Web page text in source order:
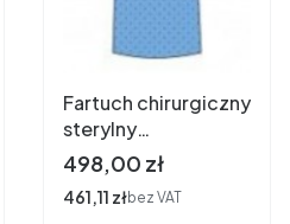
Fartuch chirurgiczny
sterylny
"STANDARD" 45
Cena
498,00 zł
Cena
461,11 złbez VAT